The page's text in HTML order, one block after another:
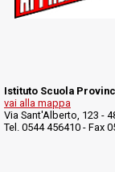
Istituto Scuola
vai alla mappa
Via Sant'Alberto, 123 -
Tel. 0544 456410 - Fax